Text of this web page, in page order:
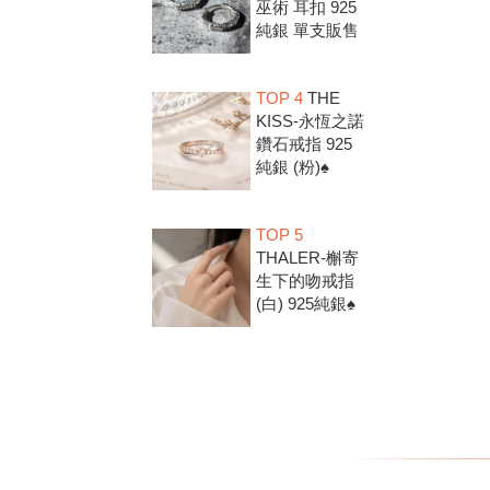
巫術 耳扣 925
純銀 單支販售
TOP 4THE
KISS-永恆之諾
鑽石戒指 925
純銀 (粉)♠
TOP 5
THALER-槲寄
生下的吻戒指
(白) 925純銀♠